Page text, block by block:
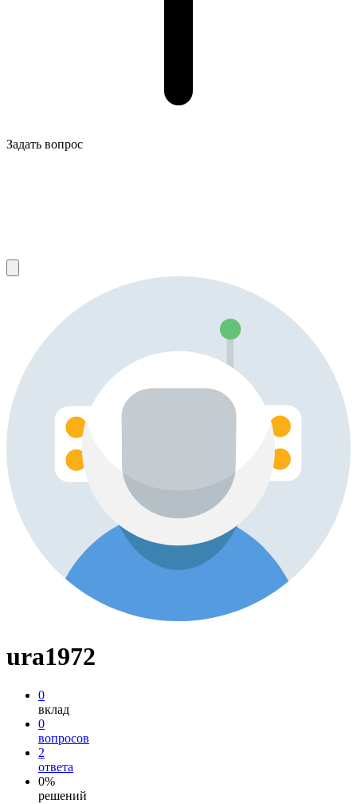
Задать вопрос
ura1972
0
вклад
0
вопросов
2
ответа
0%
решений